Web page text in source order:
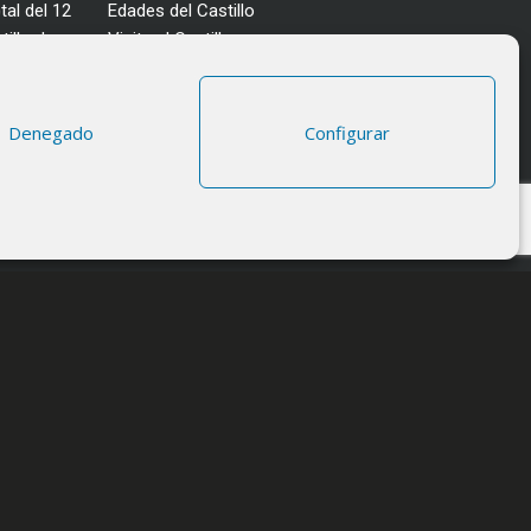
Denegado Configurar
del 12
de
Edades del Castillo
Visita al Castillo